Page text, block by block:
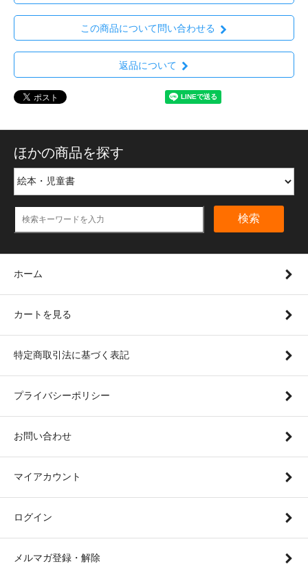
この商品について問い合わせる
返品について
ほかの商品を探す
検索
ホーム
カートを見る
特定商取引法に基づく表記
プライバシーポリシー
お問い合わせ
マイアカウント
ログイン
メルマガ登録・解除